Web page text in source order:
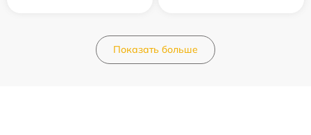
Показать больше